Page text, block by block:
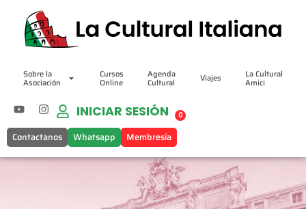
Sobre la
Asociación
Cursos
Online
Agenda
Cultural Viajes La Cultural
Amici
INICIAR SESIÓN 0
Contactanos Whatsapp Membresía